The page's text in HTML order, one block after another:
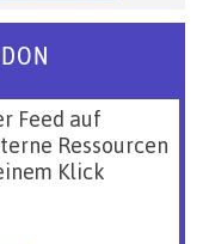
Feed auf
Ressourcen
Klick